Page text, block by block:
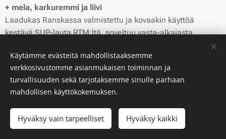
+ mela, karkuremmi ja liivi
Laadukas Ranskassa valmistettu ja kovaakin käyttöä
kestävä SUP-lauta RTM:ltä, soveltuu vasta-alkajasta
kokeneemmalle. Seiso, melo, surffaa ja nauti! Sup lautoja
yhteensä yli 20kpl.
SUP-lauta Ilmatäytteinen
+ mela, karkuremmi ja liivi
Kestävä ja tukeva ja suuntavakaa, SUP-lauta sileälle vedelle
ja kevyeen aallokkoon. Pituus 10" jalkaa eli n. kolme metriä.
Käytämme evästeitä mahdollistaaksemme
verkkosivustomme asianmukaisen toiminnan ja
turvallisuuden sekä tarjotaksemme sinulle parhaan
mahdollisen käyttökokemuksen.
Hyväksy vain tarpeelliset Hyväksy kaikki